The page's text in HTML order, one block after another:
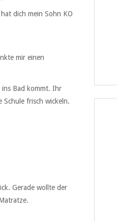
dich mein Sohn KO
mir einen
ins Bad kommt. Ihr
Schule frisch wickeln.
Gerade wollte der